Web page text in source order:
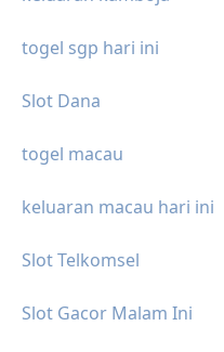
togel sgp hari ini
Slot Dana
togel macau
keluaran macau hari ini
Slot Telkomsel
Slot Gacor Malam Ini